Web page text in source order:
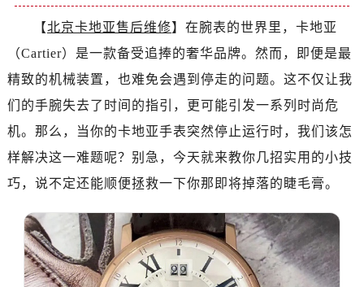
【北京卡地亚售后维修】在腕表的世界里，卡地亚
（Cartier）是一款备受追捧的奢华品牌。然而，即便是最
精致的机械装置，也难免会遇到停走的问题。这不仅让我
们的手腕失去了时间的指引，更可能引发一系列时尚危
机。那么，当你的卡地亚手表突然停止运行时，我们该怎
样解决这一难题呢？别急，今天就来教你几招实用的小技
巧，说不定还能顺便拯救一下你那即将掉落的睫毛膏。